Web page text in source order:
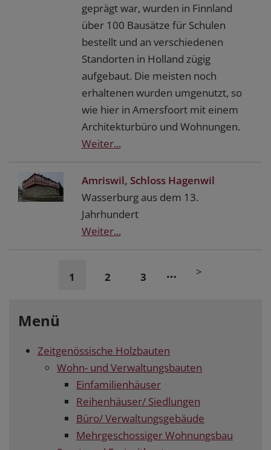
geprägt war, wurden in Finnland
über 100 Bausätze für Schulen
bestellt und an verschiedenen
Standorten in Holland zügig
aufgebaut. Die meisten noch
erhaltenen wurden umgenutzt, so
wie hier in Amersfoort mit einem
Architekturbüro und Wohnungen.
Weiter...
Amriswil, Schloss Hagenwil
Wasserburg aus dem 13.
Jahrhundert
Weiter...
1 2 3 … >
Menü
Zeitgenössische Holzbauten
Wohn- und Verwaltungsbauten
Einfamilienhäuser
Reihenhäuser/ Siedlungen
Büro/ Verwaltungsgebäude
Mehrgeschossiger Wohnungsbau